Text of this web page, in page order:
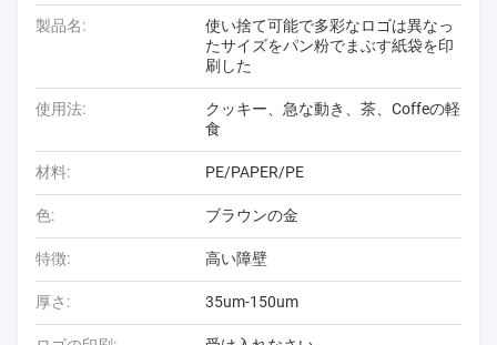
製品名:
使い捨て可能で多彩なロゴは異なっ
たサイズをパン粉でまぶす紙袋を印
刷した
使用法:
クッキー、急な動き、茶、Coffeの軽
食
材料: PE/PAPER/PE
色: ブラウンの金
特徴: 高い障壁
厚さ: 35um-150um